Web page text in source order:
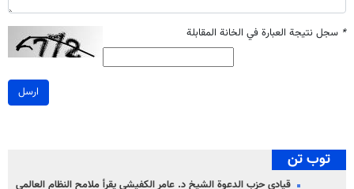
* سجل نتيجة العبارة في الخانة المقابلة
ارسل
توب تن
قيادي حزب الدعوة الشيخ د. عامر الكفيشي يقرأ ملامح النظام العالمي